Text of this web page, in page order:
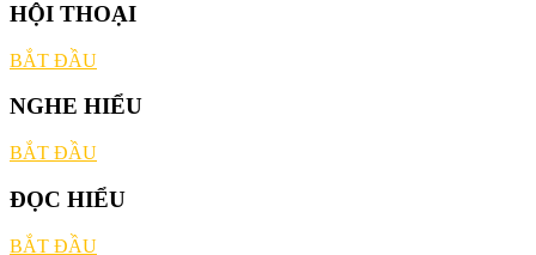
HỘI THOẠI
BẮT ĐẦU
NGHE HIỂU
BẮT ĐẦU
ĐỌC HIỂU
BẮT ĐẦU